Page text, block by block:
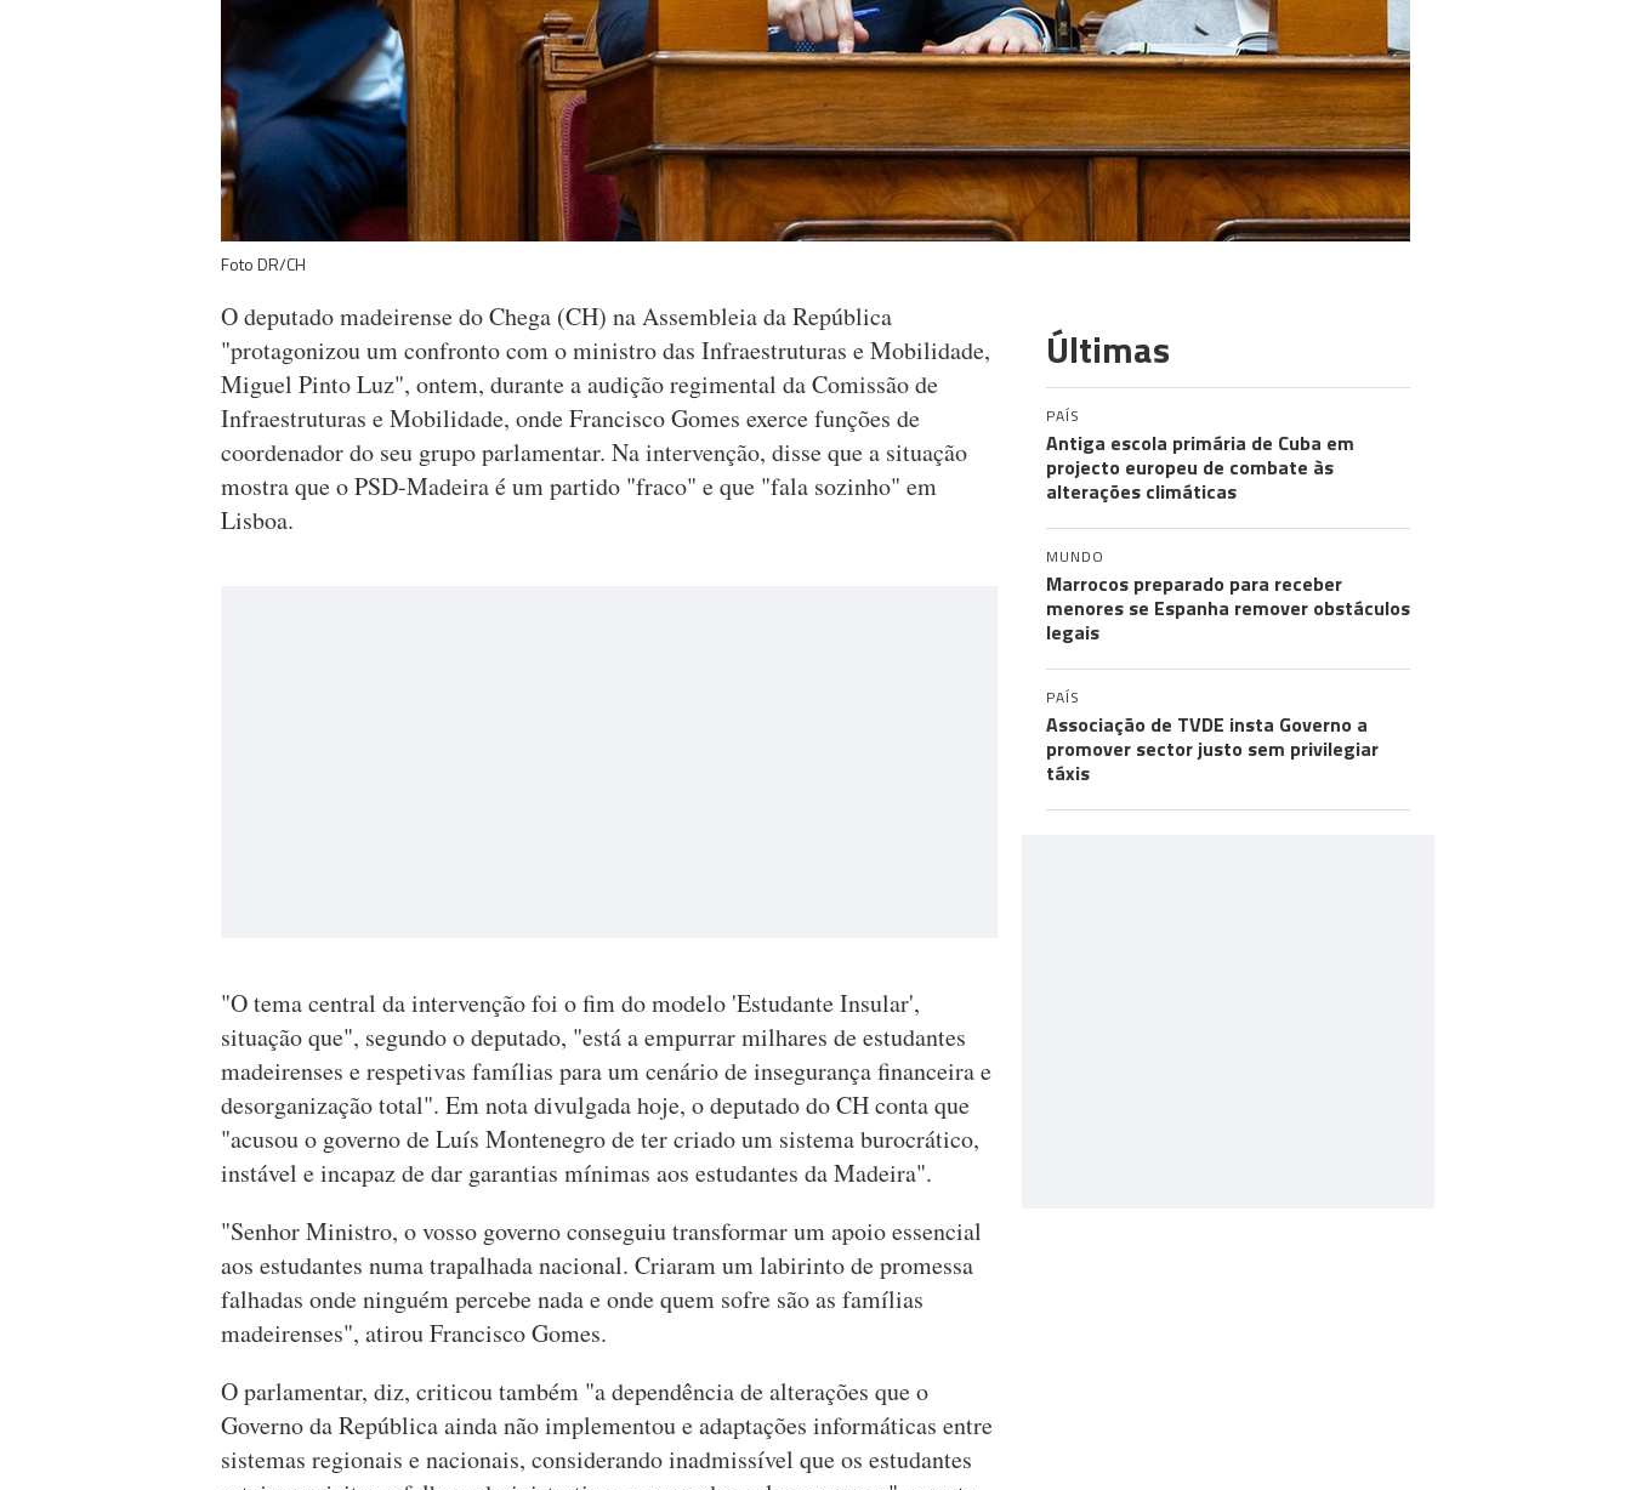
Foto DR/CH
O deputado madeirense do Chega (CH) na Assembleia da República
"protagonizou um confronto com o ministro das Infraestruturas e Mobilidade,
Miguel Pinto Luz", ontem, durante a audição regimental da Comissão de
Infraestruturas e Mobilidade, onde Francisco Gomes exerce funções de
coordenador do seu grupo parlamentar. Na intervenção, disse que a situação
mostra que o PSD-Madeira é um partido "fraco" e que "fala sozinho" em
Lisboa.
"O tema central da intervenção foi o fim do modelo 'Estudante Insular',
situação que", segundo o deputado, "está a empurrar milhares de estudantes
madeirenses e respetivas famílias para um cenário de insegurança financeira e
desorganização total". Em nota divulgada hoje, o deputado do CH conta que
"acusou o governo de Luís Montenegro de ter criado um sistema burocrático,
instável e incapaz de dar garantias mínimas aos estudantes da Madeira".
"Senhor Ministro, o vosso governo conseguiu transformar um apoio essencial
aos estudantes numa trapalhada nacional. Criaram um labirinto de promessa
falhadas onde ninguém percebe nada e onde quem sofre são as famílias
madeirenses", atirou Francisco Gomes.
O parlamentar, diz, criticou também "a dependência de alterações que o
Governo da República ainda não implementou e adaptações informáticas entre
sistemas regionais e nacionais, considerando inadmissível que os estudantes
Últimas
PAÍS
Antiga escola primária de Cuba em
projecto europeu de combate às
alterações climáticas
MUNDO
Marrocos preparado para receber
menores se Espanha remover obstáculos
legais
PAÍS
Associação de TVDE insta Governo a
promover sector justo sem privilegiar
táxis